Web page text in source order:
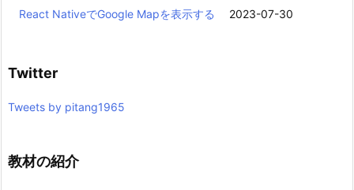
React NativeでGoogle Mapを表示する
2023-07-30
Twitter
Tweets by pitang1965
教材の紹介